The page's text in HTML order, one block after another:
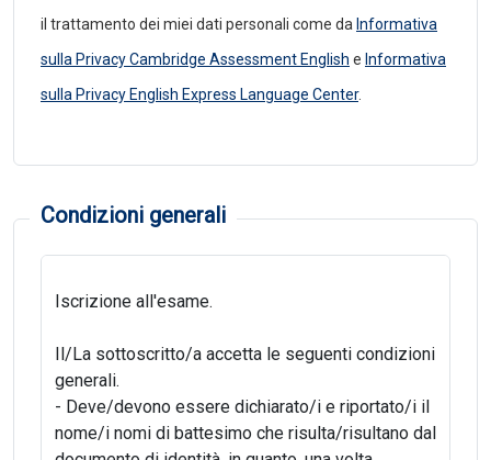
il trattamento dei miei dati personali come da Informativa
sulla Privacy Cambridge Assessment English e Informativa
sulla Privacy English Express Language Center.
Condizioni generali
Iscrizione all'esame.
Il/La sottoscritto/a accetta le seguenti condizioni
generali.
- Deve/devono essere dichiarato/i e riportato/i il
nome/i nomi di battesimo che risulta/risultano dal